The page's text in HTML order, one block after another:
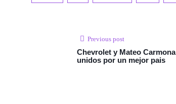
Previous post
Chevrolet y Mateo Carmona
unidos por un mejor pais